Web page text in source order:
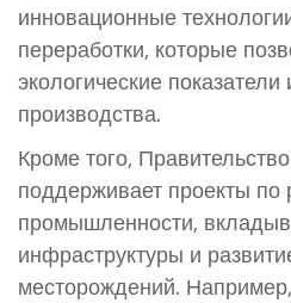
инновационные
переработки, которые
экологические
производства.
Кроме того,
поддерживает проекты по
промышленности,
инфраструктуры и
месторождений.